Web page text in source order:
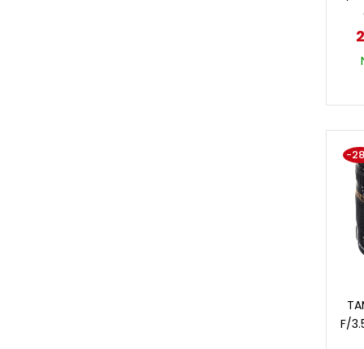
F/
-